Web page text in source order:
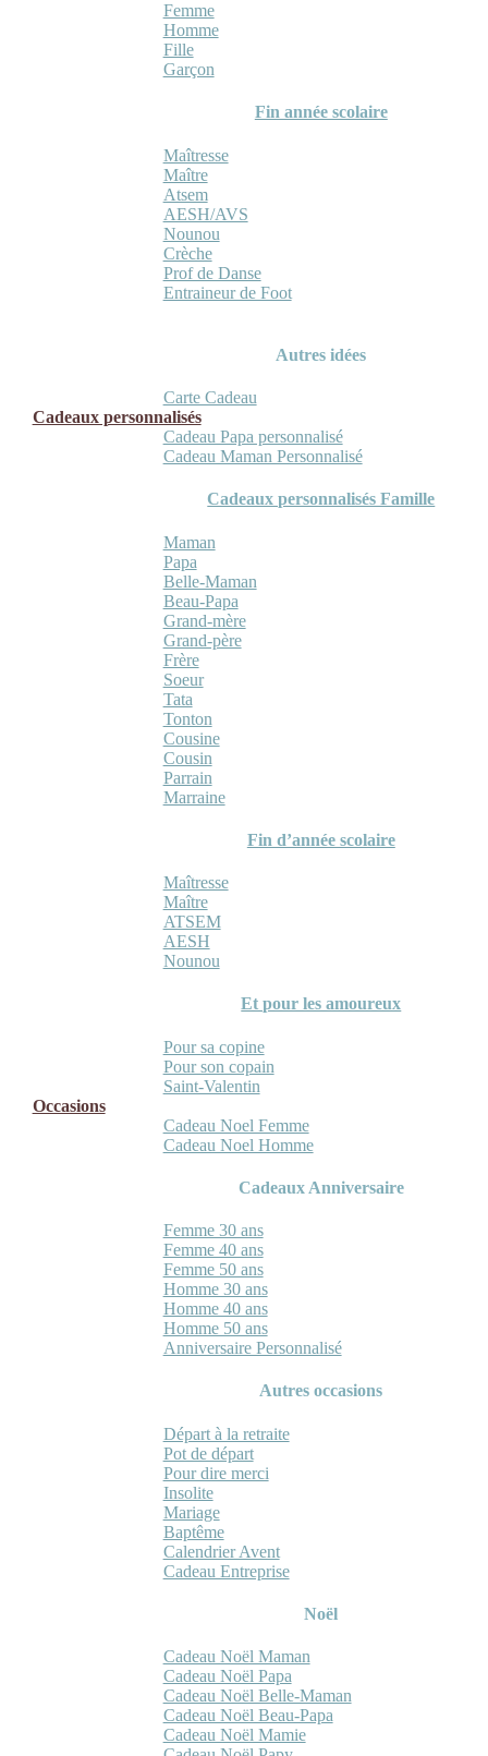
Femme
Homme
Fille
Garçon
Fin année scolaire
Maîtresse
Maître
Atsem
AESH/AVS
Nounou
Crèche
Prof de Danse
Entraineur de Foot
Autres idées
Carte Cadeau
Cadeaux personnalisés
Cadeau Papa personnalisé
Cadeau Maman Personnalisé
Cadeaux personnalisés Famille
Maman
Papa
Belle-Maman
Beau-Papa
Grand-mère
Grand-père
Frère
Soeur
Tata
Tonton
Cousine
Cousin
Parrain
Marraine
Fin d’année scolaire
Maîtresse
Maître
ATSEM
AESH
Nounou
Et pour les amoureux
Pour sa copine
Pour son copain
Saint-Valentin
Occasions
Cadeau Noel Femme
Cadeau Noel Homme
Cadeaux Anniversaire
Femme 30 ans
Femme 40 ans
Femme 50 ans
Homme 30 ans
Homme 40 ans
Homme 50 ans
Anniversaire Personnalisé
Autres occasions
Départ à la retraite
Pot de départ
Pour dire merci
Insolite
Mariage
Baptême
Calendrier Avent
Cadeau Entreprise
Noël
Cadeau Noël Maman
Cadeau Noël Papa
Cadeau Noël Belle-Maman
Cadeau Noël Beau-Papa
Cadeau Noël Mamie